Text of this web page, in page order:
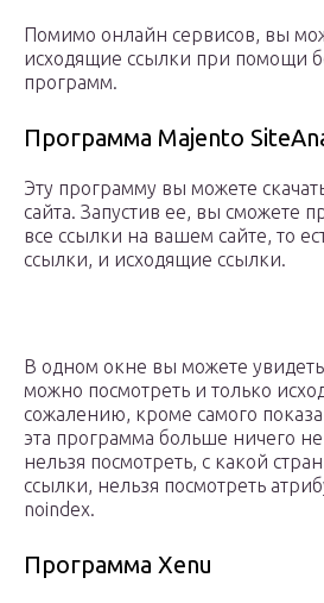
Помимо онлайн сервисов, вы
исходящие ссылки при помощи
программ.
Программа Majento
Эту программу вы можете
сайта. Запустив ее, вы сможете
все ссылки на вашем сайте, то
ссылки, и исходящие ссылки.
В одном окне вы можете
можно посмотреть и только
сожалению, кроме самого
эта программа больше ничего не
нельзя посмотреть, с какой
ссылки, нельзя посмотреть
noindex.
Программа Xenu